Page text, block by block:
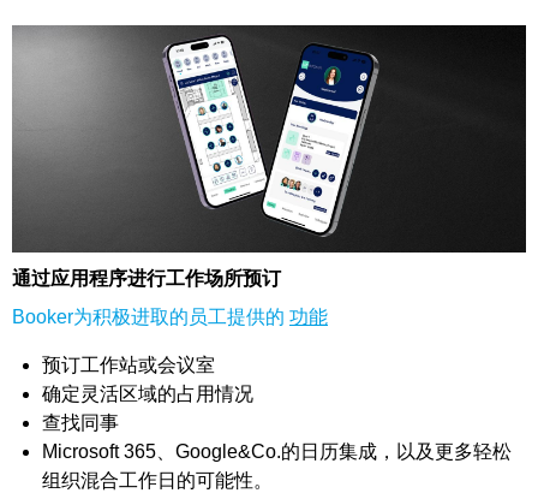
通过应用程序进行工作场所预订
Booker为积极进取的员工提供的 功能
预订工作站或会议室
确定灵活区域的占用情况
查找同事
Microsoft 365、Google&Co.的日历集成，以及更多轻松
组织混合工作日的可能性。